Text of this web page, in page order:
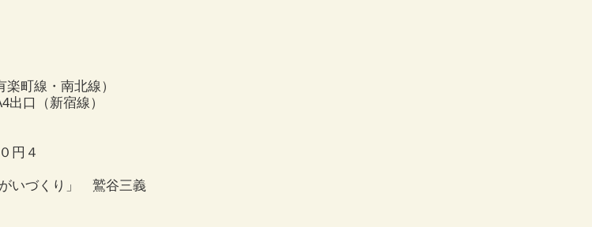
線・南北線）
（新宿線）
円４
いづくり」 鷲谷三義